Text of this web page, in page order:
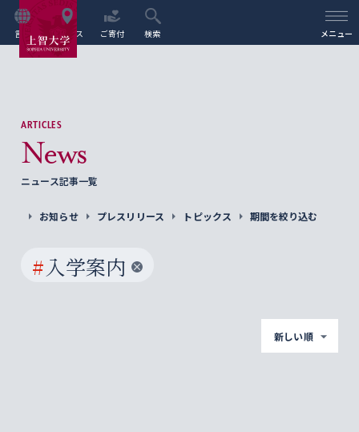
言語 アクセス ご寄付 検索 メニュー
ARTICLES
News
ニュース記事一覧
お知らせ プレスリリース トピックス 期間を絞り込む
#入学案内
新しい順